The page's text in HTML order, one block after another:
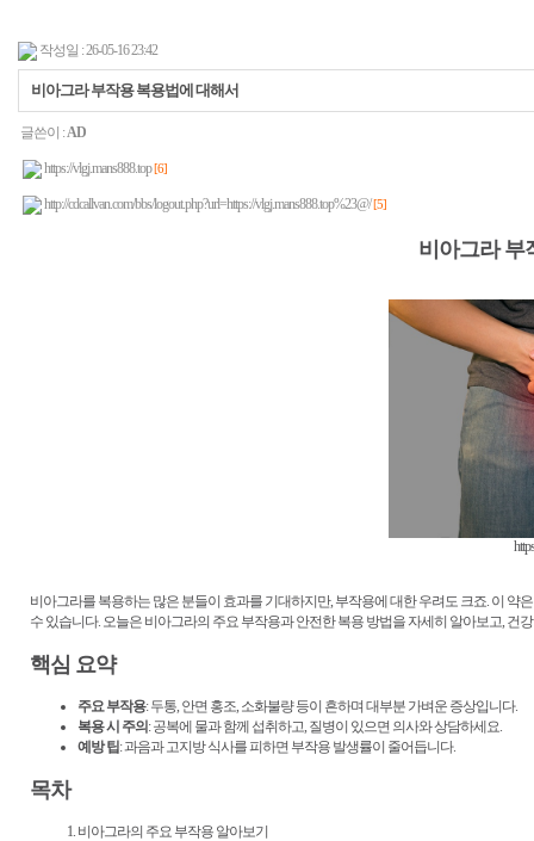
작성일 : 26-05-16 23:42
비아그라 부작용 복용법에 대해서
글쓴이 :AD
https://vlgj.mans888.top[6]
http://cdcallvan.com/bbs/logout.php?url=https://vlgj.mans888.top%23@/[5]
비아그라 부
비아그라를 복용하는 많은 분들이 효과를 기대하지만, 부작용에 대한 우려도 크죠. 이 약
수 있습니다. 오늘은 비아그라의 주요 부작용과 안전한 복용 방법을 자세히 알아보고, 건
핵심 요약
주요 부작용: 두통, 안면 홍조, 소화불량 등이 흔하며 대부분 가벼운 증상입니다.
복용 시 주의 : 공복에 물과 함께 섭취하고, 질병이 있으면 의사와 상담하세요.
예방 팁: 과음과 고지방 식사를 피하면 부작용 발생률이 줄어듭니다.
목차
비아그라의 주요 부작용 알아보기